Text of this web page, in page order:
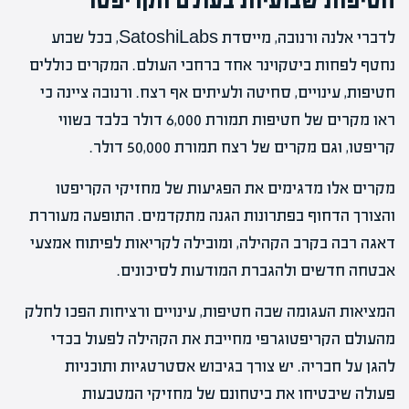
לדברי אלנה ורנובה, מייסדת SatoshiLabs, בכל שבוע
נחטף לפחות ביטקוינר אחד ברחבי העולם. המקרים כוללים
חטיפות, עינויים, סחיטה ולעיתים אף רצח. ורנובה ציינה כי
ראו מקרים של חטיפות תמורת 6,000 דולר בלבד בשווי
קריפטו, וגם מקרים של רצח תמורת 50,000 דולר.
מקרים אלו מדגימים את הפגיעות של מחזיקי הקריפטו
והצורך הדחוף בפתרונות הגנה מתקדמים. התופעה מעוררת
דאגה רבה בקרב הקהילה, ומובילה לקריאות לפיתוח אמצעי
אבטחה חדשים ולהגברת המודעות לסיכונים.
המציאות העגומה שבה חטיפות, עינויים ורציחות הפכו לחלק
מהעולם הקריפטוגרפי מחייבת את הקהילה לפעול בכדי
להגן על חבריה. יש צורך בגיבוש אסטרטגיות ותוכניות
פעולה שיבטיחו את ביטחונם של מחזיקי המטבעות